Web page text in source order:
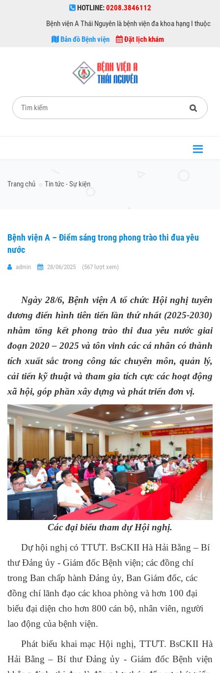
HOTLINE:0208.3846112
Bệnh viện A Thái Nguyên là bệnh viện đa khoa hạng I thuộc sở Y
Bản đồ Bệnh viện
Đặt lịch khám
Trang chủ Tin tức - Sự kiện
Bệnh viện A – Điểm sáng trong phong trào thi đua yêu
nước
admin 28/06/2025 (567 lượt xem)
Ngày 28/6, Bệnh viện A tổ chức Hội nghị tuyên
dương điển hình tiên tiến lần thứ nhất (2025-2030)
nhằm tổng kết phong trào thi đua yêu nước giai
đoạn 2020 – 2025 và tôn vinh các cá nhân có thành
tích xuất sắc trong công tác chuyên môn, quản lý,
cải tiến kỹ thuật và tham gia tích cực các hoạt động
xã hội, góp phần xây dựng và phát triển đơn vị.
Các đại biểu tham dự Hội nghị.
Dự hội nghị có TTƯT. BsCKII Hà Hải Bằng – Bí
thư Đảng ủy - Giám đốc Bệnh viện; các đồng chí
trong Ban chấp hành Đảng ủy, Ban Giám đốc, các
đồng chí lãnh đạo các khoa phòng và hơn 100 đại
biểu đại diện cho hơn 800 cán bộ, nhân viên, người
lao động của bệnh viện.
Phát biểu khai mạc Hội nghị, TTƯT. BsCKII Hà
Hải Bằng – Bí thư Đảng ủy - Giám đốc Bệnh viện